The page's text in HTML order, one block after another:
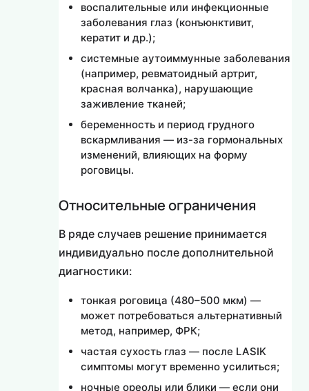
воспалительные или инфекционные
заболевания глаз (конъюнктивит,
кератит и др.);
системные аутоиммунные заболевания
(например, ревматоидный артрит,
красная волчанка), нарушающие
заживление тканей;
беременность и период грудного
вскармливания — из-за гормональных
изменений, влияющих на форму
роговицы.
Относительные ограничения
В ряде случаев решение принимается
индивидуально после дополнительной
диагностики:
тонкая роговица (480–500 мкм) —
может потребоваться альтернативный
метод, например, ФРК;
частая сухость глаз — после LASIK
симптомы могут временно усилиться;
ночные ореолы или блики — если они